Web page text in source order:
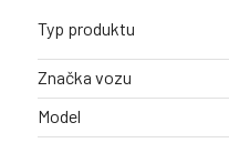
Typ produktu
Značka vozu
Model